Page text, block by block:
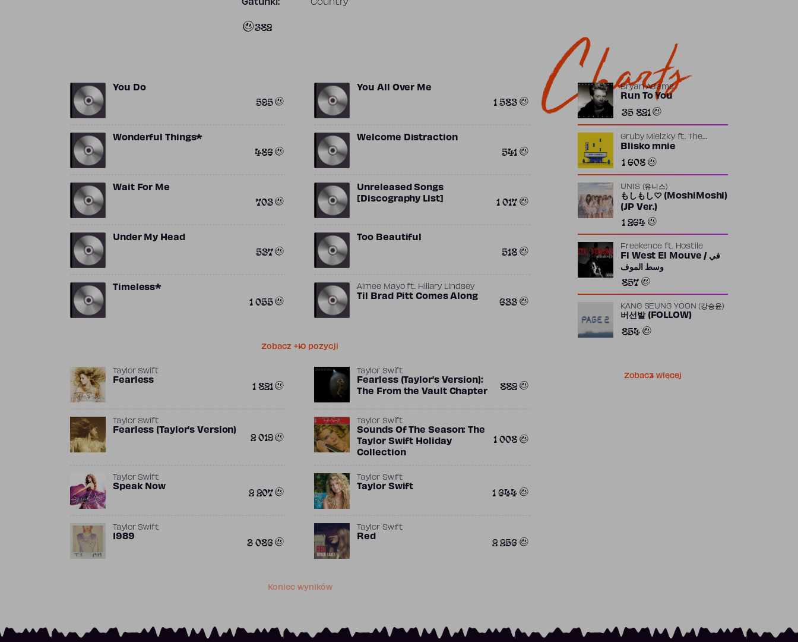
Gatunki: Country
382
You Do
595
You All Over Me
1 583
Wonderful Things*
486
Welcome Distraction
541
Wait For Me
703
Unreleased Songs
[Discography List]
1 017
Under My Head
537
Too Beautiful
518
Timeless*
1 055
Aimee Mayoft. Hillary Lindsey
Til Brad Pitt Comes Along 633
Zobacz +10 pozycji
Taylor Swift
Fearless 1 821
Taylor Swift
Fearless (Taylor’s Version):
The From the Vault Chapter
882
Taylor Swift
Fearless (Taylor’s Version) 2 019
Taylor Swift
Sounds Of The Season: The
Taylor Swift Holiday
Collection
1 008
Taylor Swift
Speak Now 2 207
Taylor Swift
Taylor Swift 1 644
Taylor Swift
1989 3 086
Taylor Swift
Red 2 256
Koniec wyników
Charts
Bryan Adams
Run To You
35 821
Gruby Mielzkyft.
The
Returners
Blisko mnie
1 608
UNIS (유니스)
もしもし♡ (MoshiMoshi)
(JP Ver.)
1 264
Freekence ft. Hostile
Fi West El Mouve / في
وسط الموف
857
KANG SEUNG YOON (강승윤)
버선발 (FOLLOW)
854
Zobacz więcej